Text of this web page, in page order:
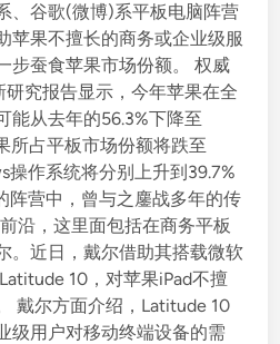
、谷歌(微博)系平板电脑阵营
苹果不擅长的商务或企业级服
步蚕食苹果市场份额。 权威
究报告显示，今年苹果在全
能从去年的56.3%下降至
所占平板市场份额将跌至
操作系统将分别上升到39.7%
阵营中，曾与之鏖战多年的传
沿，这里面包括在商务平板
。近日，戴尔借助其搭载微软
10，对苹果iPad不擅
戴尔方面介绍，Latitude 10
级用户对移动终端设备的需